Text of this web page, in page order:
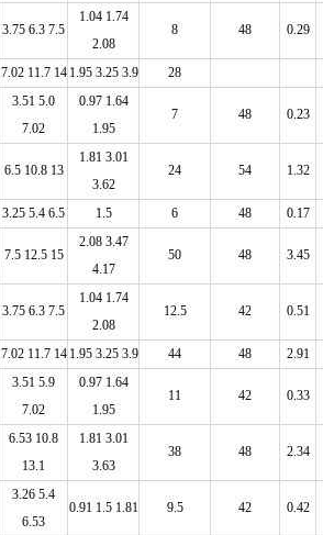
3.75 6.3 7.5
1.04 1.74
2.08
8 48 0.29
7.02 11.7 14 1.95 3.25 3.9 28
3.51 5.0
7.02
0.97 1.64
1.95
7 48 0.23
6.5 10.8 13
1.81 3.01
3.62
24 54 1.32
3.25 5.4 6.5 1.5 6 48 0.17
7.5 12.5 15
2.08 3.47
4.17
50 48 3.45
3.75 6.3 7.5
1.04 1.74
2.08
12.5 42 0.51
7.02 11.7 14 1.95 3.25 3.9 44 48 2.91
3.51 5.9
7.02
0.97 1.64
1.95
11 42 0.33
6.53 10.8
13.1
1.81 3.01
3.63
38 48 2.34
3.26 5.4
6.53
0.91 1.5 1.81 9.5 42 0.42